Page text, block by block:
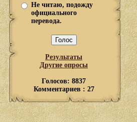
Не читаю, подожду
официального
перевода.
Результаты
Другие опросы
Голосов: 8837
Комментариев : 27